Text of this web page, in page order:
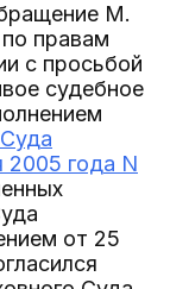
М.
правам
с просьбой
судебное
2005 года N
от 25